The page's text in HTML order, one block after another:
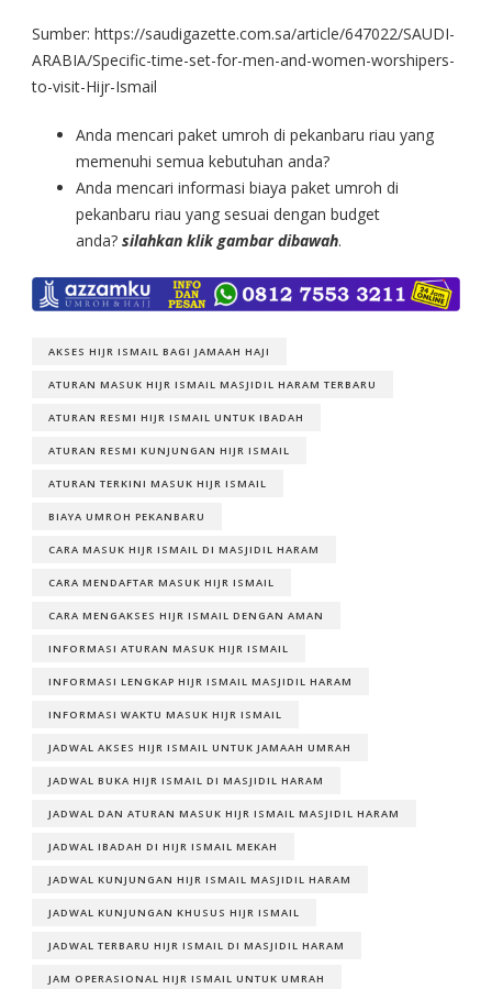
Sumber: https://saudigazette.com.sa/article/647022/SAUDI-
ARABIA/Specific-time-set-for-men-and-women-worshipers-
to-visit-Hijr-Ismail
Anda mencari paket umroh di pekanbaru riau yang
memenuhi semua kebutuhan anda?
Anda mencari informasi biaya paket umroh di
pekanbaru riau yang sesuai dengan budget
anda? silahkan klik gambar dibawah.
AKSES HIJR ISMAIL BAGI JAMAAH HAJI
ATURAN MASUK HIJR ISMAIL MASJIDIL HARAM TERBARU
ATURAN RESMI HIJR ISMAIL UNTUK IBADAH
ATURAN RESMI KUNJUNGAN HIJR ISMAIL
ATURAN TERKINI MASUK HIJR ISMAIL
BIAYA UMROH PEKANBARU
CARA MASUK HIJR ISMAIL DI MASJIDIL HARAM
CARA MENDAFTAR MASUK HIJR ISMAIL
CARA MENGAKSES HIJR ISMAIL DENGAN AMAN
INFORMASI ATURAN MASUK HIJR ISMAIL
INFORMASI LENGKAP HIJR ISMAIL MASJIDIL HARAM
INFORMASI WAKTU MASUK HIJR ISMAIL
JADWAL AKSES HIJR ISMAIL UNTUK JAMAAH UMRAH
JADWAL BUKA HIJR ISMAIL DI MASJIDIL HARAM
JADWAL DAN ATURAN MASUK HIJR ISMAIL MASJIDIL HARAM
JADWAL IBADAH DI HIJR ISMAIL MEKAH
JADWAL KUNJUNGAN HIJR ISMAIL MASJIDIL HARAM
JADWAL KUNJUNGAN KHUSUS HIJR ISMAIL
JADWAL TERBARU HIJR ISMAIL DI MASJIDIL HARAM
JAM OPERASIONAL HIJR ISMAIL UNTUK UMRAH